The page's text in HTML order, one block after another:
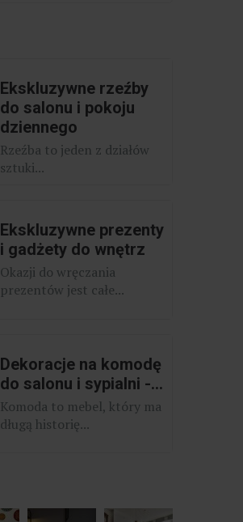
Ekskluzywne rzeźby
do salonu i pokoju
dziennego
Rzeźba to jeden z działów
sztuki...
Ekskluzywne prezenty
i gadżety do wnętrz
Okazji do wręczania
prezentów jest całe...
Dekoracje na komodę
do salonu i sypialni -...
Komoda to mebel, który ma
długą historię...